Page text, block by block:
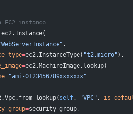
EC2 instance
,
=ec2.InstanceType( "t2.micro" ),
=ec2.MachineImage.lookup(
="ami-0123456789xxxxxxx"
self, "VPC" ,
=security_group,